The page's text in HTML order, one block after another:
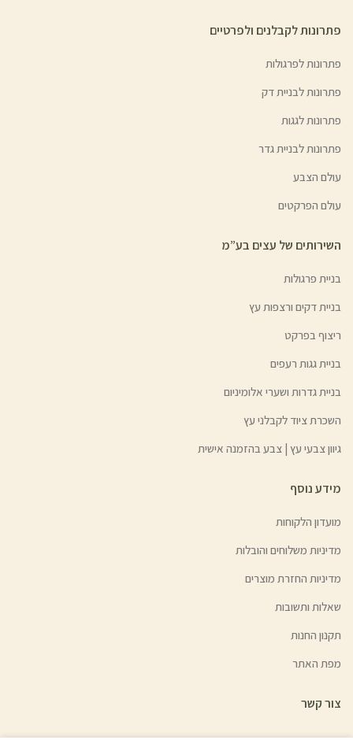
פתרונות לקבלנים ולפרטיים
פתרונות לפרגולות
פתרונות לבניית דק
פתרונות לגגות
פתרונות לבניית גדר
עולם הצבע
עולם הפרקטים
השירותים של עצים בע”מ
בניית פרגולות
בניית דקים ורצפות עץ
ריצוף בפרקט
בניית גגות רעפים
בניית גדרות ושערי אלומיניום
השכרת ציוד לקבלני עץ
גיוון צבעי עץ | צבע בהזמנה אישית
מידע נוסף
מועדון הלקוחות
מדיניות משלוחים והובלות
מדיניות החזרת מוצרים
שאלות ותשובות
תקנון החנות
מפת האתר
צור קשר